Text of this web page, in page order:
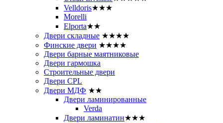
Velldoris★★★
Morelli
Elporta★★
Двери складные ★★★★
Финские двери ★★★★
Двери барные маятниковые
Двери гармошка
Строительные двери
Двери CРL
Двери МДФ ★★
Двери ламинированные
Verda
Двери ламинатин★★★